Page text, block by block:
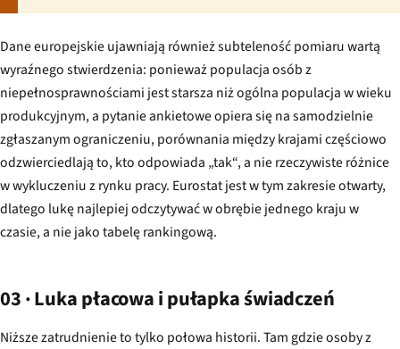
Dane europejskie ujawniają również subteleność pomiaru wartą
wyraźnego stwierdzenia: ponieważ populacja osób z
niepełnosprawnościami jest starsza niż ogólna populacja w wieku
produkcyjnym, a pytanie ankietowe opiera się na samodzielnie
zgłaszanym ograniczeniu, porównania między krajami częściowo
odzwierciedlają to, kto odpowiada „tak“, a nie rzeczywiste różnice
w wykluczeniu z rynku pracy. Eurostat jest w tym zakresie otwarty,
dlatego lukę najlepiej odczytywać w obrębie jednego kraju w
czasie, a nie jako tabelę rankingową.
03 · Luka płacowa i pułapka świadczeń
Niższe zatrudnienie to tylko połowa historii. Tam gdzie osoby z